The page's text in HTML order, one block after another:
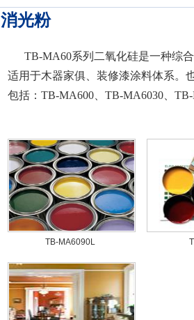
消光粉
TB-MA60系列二氧化硅是一种综合
适用于木器家俱、装修漆涂料体系。
包括：TB-MA600、TB-MA6030、
TB-MA6090L